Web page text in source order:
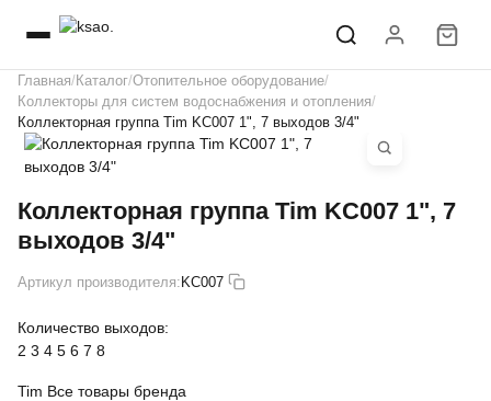
Главная Каталог Отопительное оборудование
Коллекторы для систем водоснабжения и отопления
Коллекторная группа Tim KC007 1", 7 выходов 3/4"
Коллекторная группа Tim KC007 1", 7
выходов 3/4"
Артикул производителя:KC007
Количество выходов:
2 3 4 5 6 7 8
Tim Все товары бренда